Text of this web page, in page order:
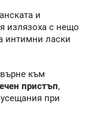
и
излязоха с нещо
интимни ласки
към
пристъп,
при